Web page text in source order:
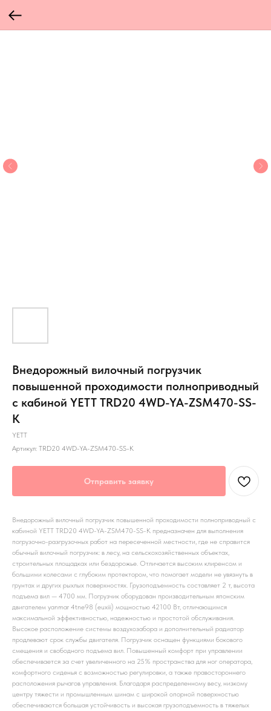
Внедорожный вилочный погрузчик
повышенной проходимости полноприводный
с кабиной YETT TRD20 4WD-YA-ZSM470-SS-
K
YETT
Артикул: TRD20 4WD-YA-ZSM470-SS-K
Отправить заявку
Внедорожный вилочный погрузчик повышенной проходимости полноприводный с
кабиной YETT TRD20 4WD-YA-ZSM470-SS-K предназначен для выполнения
погрузочно-разгрузочных работ на пересеченной местности, где не справится
обычный вилочный погрузчик: в лесу, на сельскохозяйственных объектах,
строительных площадках или бездорожье. Отличается высоким клиренсом и
большими колесами с глубоким протектором, что помогает модели не увязнуть в
грунтах и других рыхлых поверхностях. Грузоподъемность составляет 2 т, высота
подъема вил — 4700 мм. Погрузчик оборудован производительным японским
двигателем yanmar 4tne98 (euxiii) мощностью 42100 Вт, отличающимся
максимальной эффективностью, надежностью и простотой обслуживания.
Высокое расположение системы воздухозабора и дополнительный радиатор
продлевают срок службы двигателя. Погрузчик оснащен функциями бокового
смещения и свободного подъема вил. Повышенный комфорт при управлении
обеспечивается за счет увеличенного на 25% пространства для ног оператора,
комфортного сиденья с возможностью регулировки, а также правостороннего
расположения рычагов управления. Благодаря распределенному весу, низкому
центру тяжести и промышленным шинам с широкой опорной поверхностью
обеспечиваются большая устойчивость и высокая грузоподъемность в тяжелых